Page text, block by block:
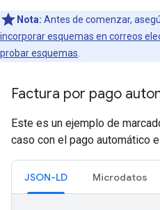
Nota: Antes de comenzar,
incorporar esquemas en correos
probar esquemas
Factura por pago
Este es un ejemplo de
caso con el pago automático
JSON-LD Microdatos